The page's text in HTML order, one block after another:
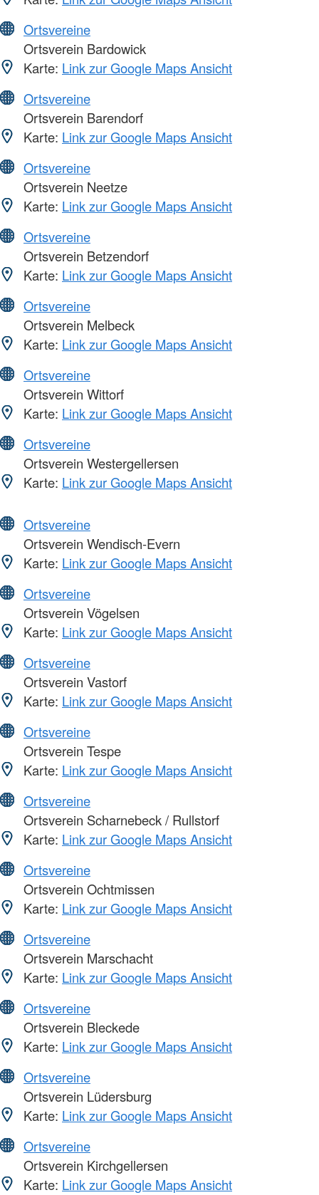
Ortsvereine
Ortsverein Bardowick
Karte: Link zur Google Maps Ansicht
Ortsvereine
Ortsverein Barendorf
Karte: Link zur Google Maps Ansicht
Ortsvereine
Ortsverein Neetze
Karte: Link zur Google Maps Ansicht
Ortsvereine
Ortsverein Betzendorf
Karte: Link zur Google Maps Ansicht
Ortsvereine
Ortsverein Melbeck
Karte: Link zur Google Maps Ansicht
Ortsvereine
Ortsverein Wittorf
Karte: Link zur Google Maps Ansicht
Ortsvereine
Ortsverein Westergellersen
Karte: Link zur Google Maps Ansicht
Ortsvereine
Ortsverein Wendisch-Evern
Karte: Link zur Google Maps Ansicht
Ortsvereine
Ortsverein Vögelsen
Karte: Link zur Google Maps Ansicht
Ortsvereine
Ortsverein Vastorf
Karte: Link zur Google Maps Ansicht
Ortsvereine
Ortsverein Tespe
Karte: Link zur Google Maps Ansicht
Ortsvereine
Ortsverein Scharnebeck / Rullstorf
Karte: Link zur Google Maps Ansicht
Ortsvereine
Ortsverein Ochtmissen
Karte: Link zur Google Maps Ansicht
Ortsvereine
Ortsverein Marschacht
Karte: Link zur Google Maps Ansicht
Ortsvereine
Ortsverein Bleckede
Karte: Link zur Google Maps Ansicht
Ortsvereine
Ortsverein Lüdersburg
Karte: Link zur Google Maps Ansicht
Ortsvereine
Ortsverein Kirchgellersen
Karte: Link zur Google Maps Ansicht